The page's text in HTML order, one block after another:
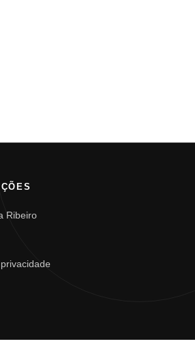
Ribeiro